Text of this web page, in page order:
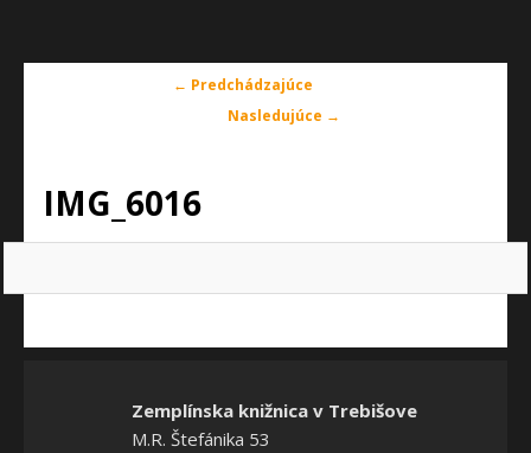
Navigácia
← Predchádzajúce
Nasledujúce →
IMG_6016
Zemplínska knižnica v Trebišove
M.R. Štefánika 53